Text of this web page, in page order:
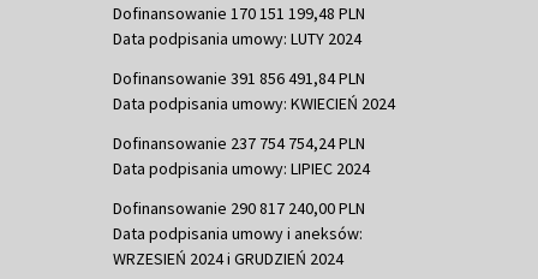
Dofinansowanie 170 151 199,48 PLN
Data podpisania umowy: LUTY 2024
Dofinansowanie 391 856 491,84 PLN
Data podpisania umowy: KWIECIEŃ 2024
Dofinansowanie 237 754 754,24 PLN
Data podpisania umowy: LIPIEC 2024
Dofinansowanie 290 817 240,00 PLN
Data podpisania umowy i aneksów:
WRZESIEŃ 2024 i GRUDZIEŃ 2024